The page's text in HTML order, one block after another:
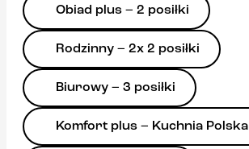
Obiad plus – 2 posiłki
Rodzinny – 2x 2 posiłki
Biurowy – 3 posiłki
Komfort plus – Kuchnia Polska